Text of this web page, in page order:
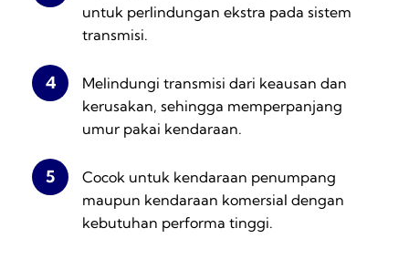
untuk perlindungan ekstra pada sistem
transmisi.
4
Melindungi transmisi dari keausan dan
kerusakan, sehingga memperpanjang
umur pakai kendaraan.
5
Cocok untuk kendaraan penumpang
maupun kendaraan komersial dengan
kebutuhan performa tinggi.